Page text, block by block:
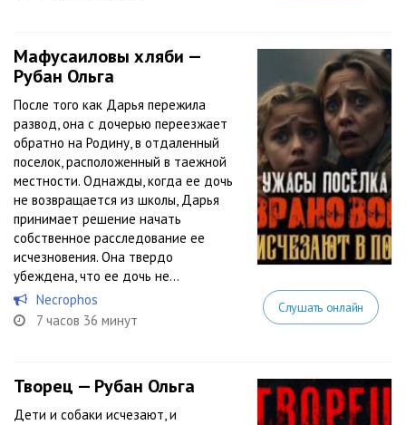
Мафусаиловы хляби —
Рубан Ольга
После того как Дарья пережила
развод, она с дочерью переезжает
обратно на Родину, в отдаленный
поселок, расположенный в таежной
местности. Однажды, когда ее дочь
не возвращается из школы, Дарья
принимает решение начать
собственное расследование ее
исчезновения. Она твердо
убеждена, что ее дочь не...
Necrophos
7 часов 36 минут
Слушать онлайн
Творец — Рубан Ольга
Дети и собаки исчезают, и